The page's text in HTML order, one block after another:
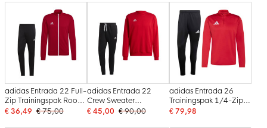
adidas Entrada 22 Full-
Zip Trainingspak Rood
Zwart Wit
€ 36,49 € 75,00
adidas Entrada 22
Crew Sweater
Trainingspak Rood
€ 45,00 € 90,00
adidas Entrada 26
Trainingspak 1/4-Zip
Rood Zwart
€ 79,98